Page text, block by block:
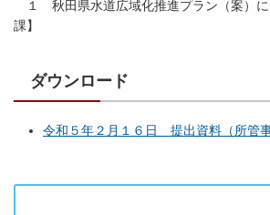
１ 秋田県水道広域化推進プラン（案）に
課】
ダウンロード
令和５年２月１６日 提出資料（所管